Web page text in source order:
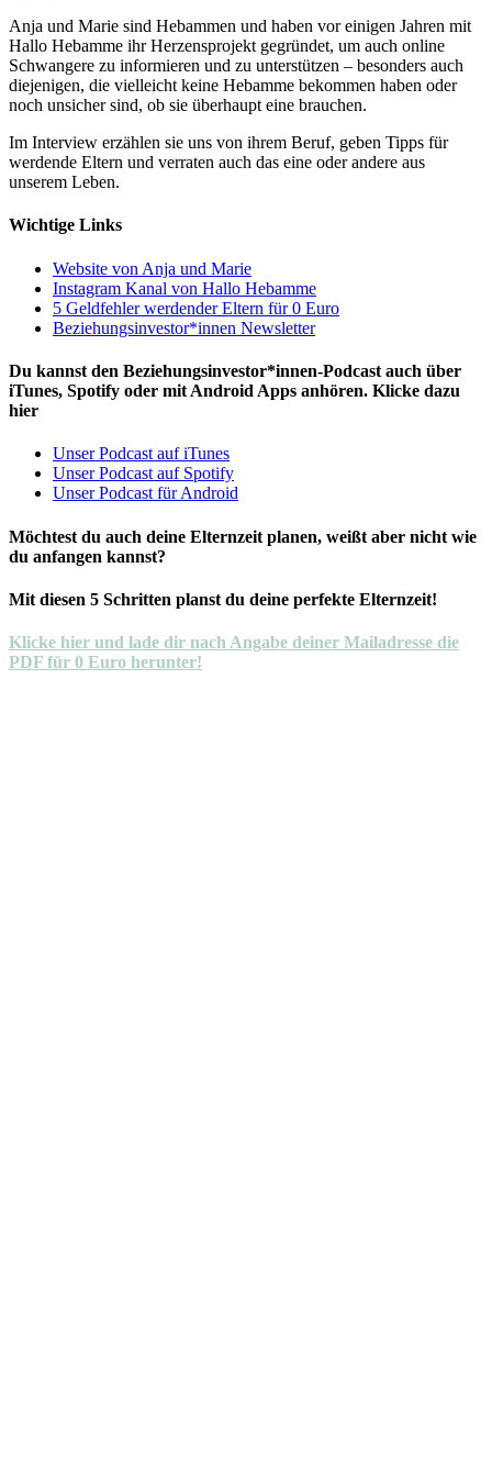
Anja und Marie sind Hebammen und haben vor einigen Jahren mit
Hallo Hebamme ihr Herzensprojekt gegründet, um auch online
Schwangere zu informieren und zu unterstützen – besonders auch
diejenigen, die vielleicht keine Hebamme bekommen haben oder
noch unsicher sind, ob sie überhaupt eine brauchen.
Im Interview erzählen sie uns von ihrem Beruf, geben Tipps für
werdende Eltern und verraten auch das eine oder andere aus
unserem Leben.
Wichtige Links
Website von Anja und Marie
Instagram Kanal von Hallo Hebamme
5 Geldfehler werdender Eltern für 0 Euro
Beziehungsinvestor*innen Newsletter
Du kannst den Beziehungsinvestor*innen-Podcast auch über
iTunes, Spotify oder mit Android Apps anhören. Klicke dazu
hier
Unser Podcast auf iTunes
Unser Podcast auf Spotify
Unser Podcast für Android
Möchtest du auch deine Elternzeit planen, weißt aber nicht wie
du anfangen kannst?
Mit diesen 5 Schritten planst du deine perfekte Elternzeit!
Klicke hier und lade dir nach Angabe deiner Mailadresse die
PDF für 0 Euro herunter!